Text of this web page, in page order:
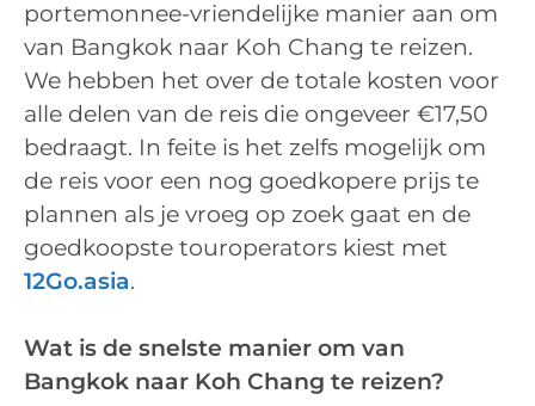
portemonnee-vriendelijke manier aan om
van Bangkok naar Koh Chang te reizen.
We hebben het over de totale kosten voor
alle delen van de reis die ongeveer €17,50
bedraagt. In feite is het zelfs mogelijk om
de reis voor een nog goedkopere prijs te
plannen als je vroeg op zoek gaat en de
goedkoopste touroperators kiest met
12Go.asia.
Wat is de snelste manier om van
Bangkok naar Koh Chang te reizen?